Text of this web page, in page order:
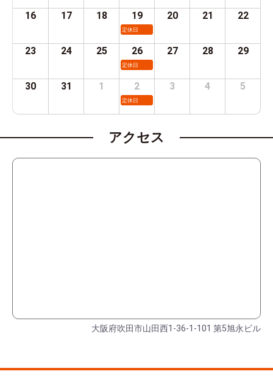
16 17 18 19
定休日
20 21 22
23 24 25 26
定休日
27 28 29
30 31 1 2
定休日
3 4 5
アクセス
大阪府吹田市山田西1-36-1-101 第5旭永ビル